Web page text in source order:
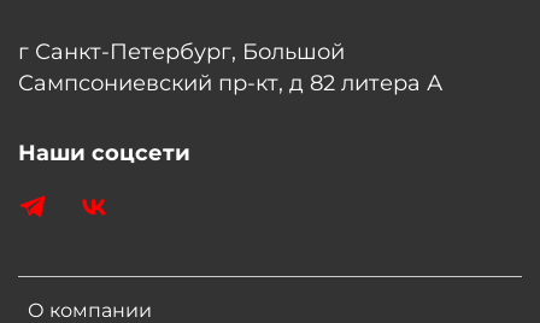
О компании
г Санкт-Петербург, Большой
Сампсониевский пр-кт, д 82 литера А
Наши соцсети